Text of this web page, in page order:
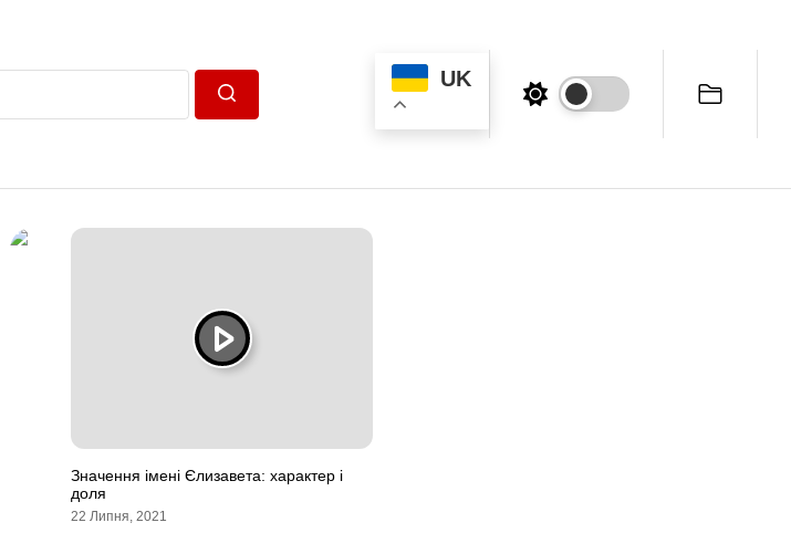
UK
Значення імені Єлизавета: характер і
доля
22 Липня, 2021